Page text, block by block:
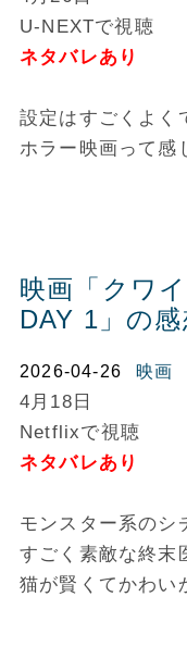
U-NEXTで視聴
ネタバレあり
設定はすごくよく
ホラー映画って感
映画「クワ
DAY 1」の感
2026-04-26 映画
4月18日
Netflixで視聴
ネタバレあり
モンスター系のシ
すごく素敵な終末
猫が賢くてかわい